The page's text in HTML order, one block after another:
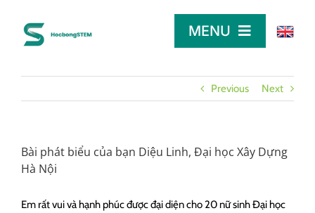
content
MENU
LỜI KHUYÊN
Previous Next
Bài phát biểu của bạn Diệu Linh, Đại học Xây Dựng
Hà Nội
Em rất vui và hạnh phúc được đại diện cho 20 nữ sinh Đại học